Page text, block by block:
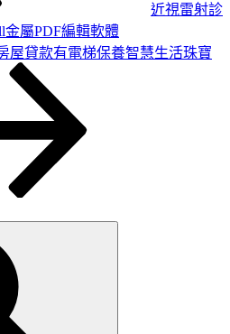
近視雷射診
金屬PDF編輯軟體
屋貸款有電梯保養智慧生活珠寶